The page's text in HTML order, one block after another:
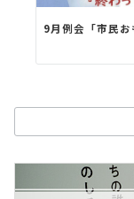
9月例会「市民お
索：